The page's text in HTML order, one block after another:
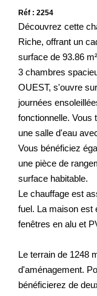
Réf : 2254
Découvrez cette
Riche, offrant un
surface de 93.86
3 chambres
OUEST, s'ouvre
journées
fonctionnelle. Vous
une salle d'eau
Vous bénéficiez
une pièce de
surface habitable.
Le chauffage est
fuel. La maison est
fenêtres en alu et
Le terrain de 1248
d'aménagement.
bénéficierez de